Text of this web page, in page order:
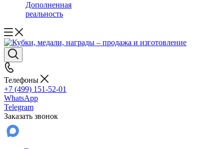
Дополненная
реальность
Телефоны
+7 (499) 151-52-01
WhatsApp
Telegram
Заказать звонок